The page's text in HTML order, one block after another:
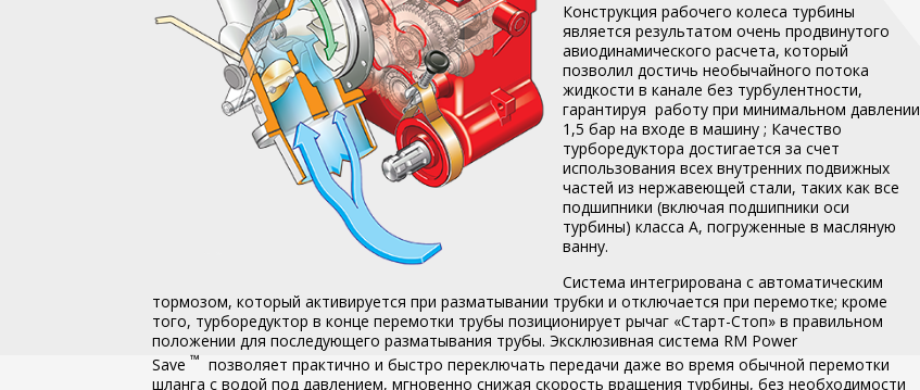
Конструкция рабочего колеса турбины
является результатом очень продвинутого
авиодинамического расчета, который
позволил достичь необычайного потока
жидкости в канале без турбулентности,
гарантируя работу при минимальном давлении
1,5 бар на входе в машину ; Качество
турборедуктора достигается за счет
использования всех внутренних подвижных
частей из нержавеющей стали, таких как все
подшипники (включая подшипники оси
турбины) класса А, погруженные в масляную
ванну.
Система интегрирована с автоматическим
тормозом, который активируется при разматывании трубки и отключается при перемотке; кроме
того, турборедуктор в конце перемотки трубы позиционирует рычаг «Старт-Стоп» в правильном
положении для последующего разматывания трубы. Эксклюзивная система RM Power
Save ™ позволяет практично и быстро переключать передачи даже во время обычной перемотки
шланга с водой под давлением, мгновенно снижая скорость вращения турбины, без необходимости